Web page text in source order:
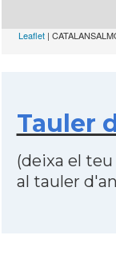
Leaflet |
Tauler
(deixa el
al tauler